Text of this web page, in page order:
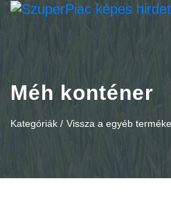
Méh konténer
Kategóriák / Vissza a egyéb